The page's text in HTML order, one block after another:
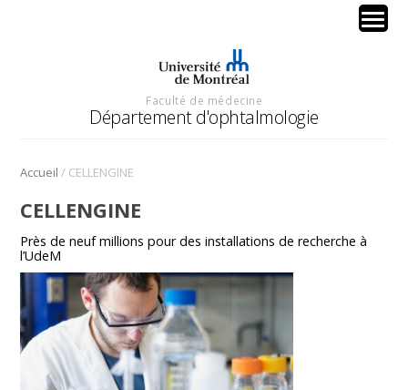
Faculté de médecine
Département d'ophtalmologie
Accueil / CELLENGINE
CELLENGINE
Près de neuf millions pour des installations de recherche à
l’UdeM